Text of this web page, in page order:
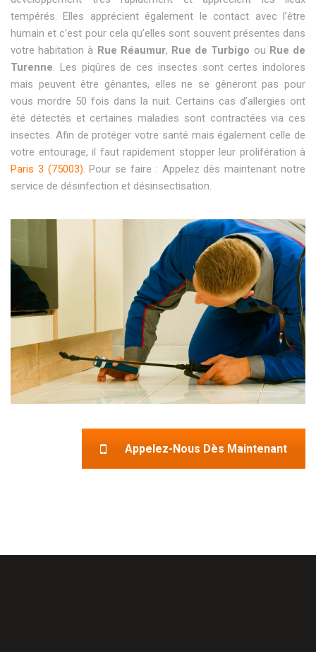
tempérés. Elles apprécient également le contact avec l’être
humain et c’est pour cela qu’elles sont souvent présentes dans
votre habitation à Rue Réaumur, Rue de Turbigo ou Rue de
Turenne. Les piqûres de ces insectes sont certes indolores
mais peuvent être gênantes, elles ne se gêneront pas pour
vous mordre 50 fois dans la nuit. Certains cas d’allergies ont
été détectés et certaines maladies sont contractées via ces
insectes. Afin de protéger votre santé mais également celle de
votre entourage, il faut rapidement stopper leur prolifération à
Paris 3 (75003). Pour se faire : Appelez dès maintenant notre
service de désinfection et désinsectisation.
Appelez-Nous Dès Maintenant